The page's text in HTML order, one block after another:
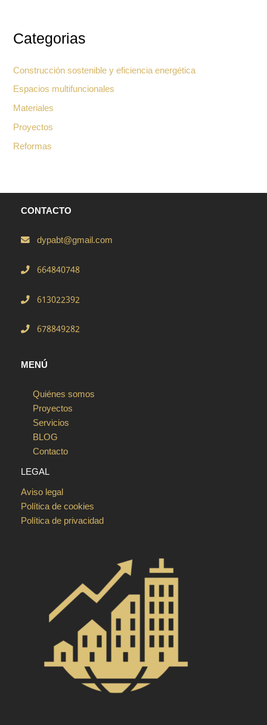
Categorias
Construcción sostenible y eficiencia energética
Espacios multifuncionales
Materiales
Proyectos
Reformas
CONTACTO
dypabt@gmail.com
664840748
613022392
678849282
MENÚ
Quiénes somos
Proyectos
Servicios
BLOG
Contacto
LEGAL
Aviso legal
Política de cookies
Política de privacidad